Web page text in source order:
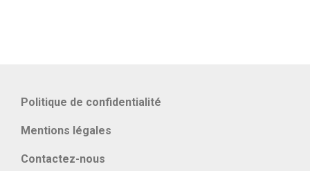
Politique de confidentialité
Mentions légales
Contactez-nous